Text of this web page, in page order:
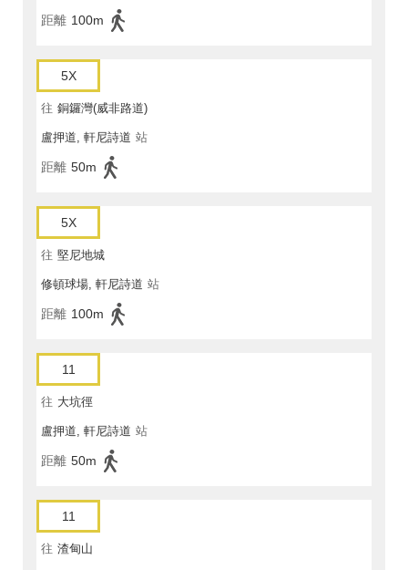
距離 100m
5X
往 銅鑼灣(威非路道)
盧押道, 軒尼詩道 站
距離 50m
5X
往 堅尼地城
修頓球場, 軒尼詩道 站
距離 100m
11
往 大坑徑
盧押道, 軒尼詩道 站
距離 50m
11
往 渣甸山